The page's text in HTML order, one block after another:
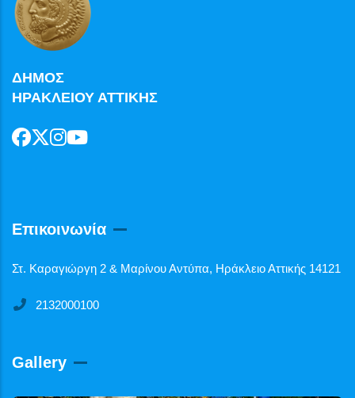
ΔΗΜΟΣ
ΗΡΑΚΛΕΙΟΥ ΑΤΤΙΚΗΣ
Επικοινωνία
Στ. Καραγιώργη 2 & Μαρίνου Αντύπα, Ηράκλειο Αττικής 14121
2132000100
Gallery